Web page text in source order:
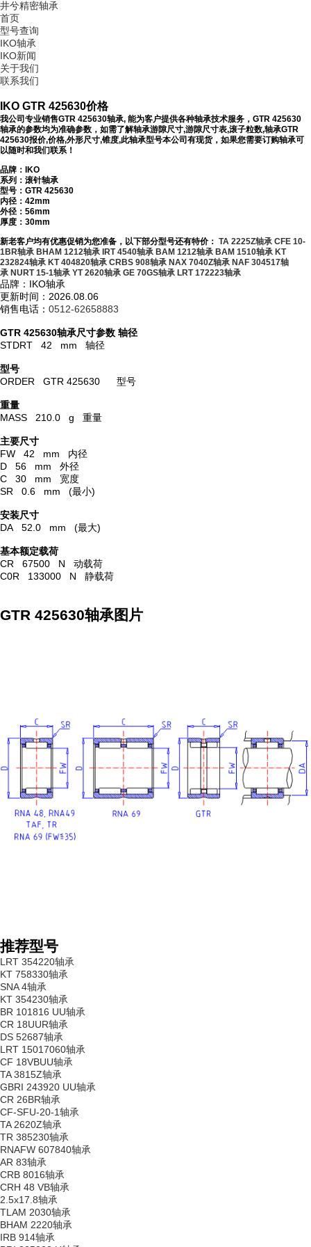
井兮精密轴承
首页
型号查询
IKO轴承
IKO新闻
关于我们
联系我们
IKO GTR 425630价格
我公司专业销售GTR 425630轴承, 能为客户提供各种轴承技术服务，GTR 425630
轴承的参数均为准确参数，如需了解轴承游隙尺寸,游隙尺寸表,滚子粒数,轴承GTR
425630报价,价格,外形尺寸,锥度,此轴承型号本公司有现货，如果您需要订购轴承可
以随时和我们联系！
品牌：IKO
系列：滚针轴承
型号： GTR 425630
内径：42mm
外径：56mm
厚度：30mm
新老客户均有优惠促销为您准备，以下部分型号还有特价： TA 2225Z轴承 CFE 10-
1BR轴承 BHAM 1212轴承 IRT 4540轴承 BAM 1212轴承 BAM 1510轴承 KT
232824轴承 KT 404820轴承 CRBS 908轴承 NAX 7040Z轴承 NAF 304517轴
承 NURT 15-1轴承 YT 2620轴承 GE 70GS轴承 LRT 172223轴承
品牌：IKO轴承
更新时间：2026.08.06
销售电话： 0512-62658883
GTR 425630轴承尺寸参数 轴径
STDRT 42 mm 轴径
型号
ORDER GTR 425630 型号
重量
MASS 210.0 g 重量
主要尺寸
FW 42 mm 内径
D 56 mm 外径
C 30 mm 宽度
SR 0.6 mm (最小)
安装尺寸
DA 52.0 mm (最大)
基本额定载荷
CR 67500 N 动载荷
C0R 133000 N 静载荷
GTR 425630轴承图片
推荐型号
LRT 354220轴承
KT 758330轴承
SNA 4轴承
KT 354230轴承
BR 101816 UU轴承
CR 18UUR轴承
DS 52687轴承
LRT 15017060轴承
CF 18VBUU轴承
TA 3815Z轴承
GBRI 243920 UU轴承
CR 26BR轴承
CF-SFU-20-1轴承
TA 2620Z轴承
TR 385230轴承
RNAFW 607840轴承
AR 83轴承
CRB 8016轴承
CRH 48 VB轴承
2.5x17.8轴承
TLAM 2030轴承
BHAM 2220轴承
IRB 914轴承